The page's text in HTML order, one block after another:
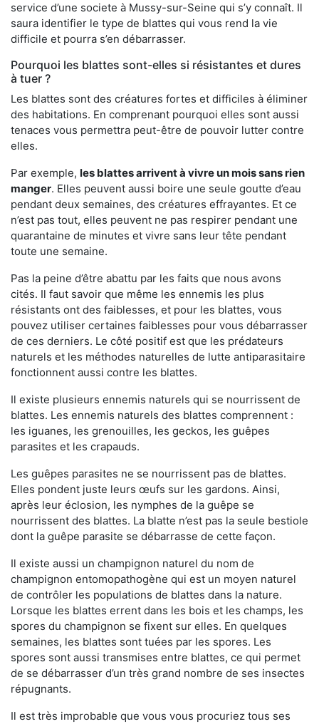
service d’une societe à Mussy-sur-Seine qui s’y connaît. Il
saura identifier le type de blattes qui vous rend la vie
difficile et pourra s’en débarrasser.
Pourquoi les blattes sont-elles si résistantes et dures
à tuer ?
Les blattes sont des créatures fortes et difficiles à éliminer
des habitations. En comprenant pourquoi elles sont aussi
tenaces vous permettra peut-être de pouvoir lutter contre
elles.
Par exemple, les blattes arrivent à vivre un mois sans rien
manger. Elles peuvent aussi boire une seule goutte d’eau
pendant deux semaines, des créatures effrayantes. Et ce
n’est pas tout, elles peuvent ne pas respirer pendant une
quarantaine de minutes et vivre sans leur tête pendant
toute une semaine.
Pas la peine d’être abattu par les faits que nous avons
cités. Il faut savoir que même les ennemis les plus
résistants ont des faiblesses, et pour les blattes, vous
pouvez utiliser certaines faiblesses pour vous débarrasser
de ces derniers. Le côté positif est que les prédateurs
naturels et les méthodes naturelles de lutte antiparasitaire
fonctionnent aussi contre les blattes.
Il existe plusieurs ennemis naturels qui se nourrissent de
blattes. Les ennemis naturels des blattes comprennent :
les iguanes, les grenouilles, les geckos, les guêpes
parasites et les crapauds.
Les guêpes parasites ne se nourrissent pas de blattes.
Elles pondent juste leurs œufs sur les gardons. Ainsi,
après leur éclosion, les nymphes de la guêpe se
nourrissent des blattes. La blatte n’est pas la seule bestiole
dont la guêpe parasite se débarrasse de cette façon.
Il existe aussi un champignon naturel du nom de
champignon entomopathogène qui est un moyen naturel
de contrôler les populations de blattes dans la nature.
Lorsque les blattes errent dans les bois et les champs, les
spores du champignon se fixent sur elles. En quelques
semaines, les blattes sont tuées par les spores. Les
spores sont aussi transmises entre blattes, ce qui permet
de se débarrasser d’un très grand nombre de ses insectes
répugnants.
Il est très improbable que vous vous procuriez tous ses